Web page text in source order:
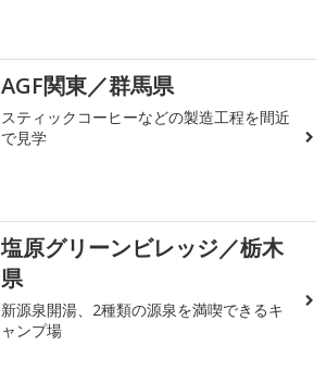
AGF関東／群馬県
スティックコーヒーなどの製造工程を間近
で見学
塩原グリーンビレッジ／栃木
県
新源泉開湯、2種類の源泉を満喫できるキ
ャンプ場